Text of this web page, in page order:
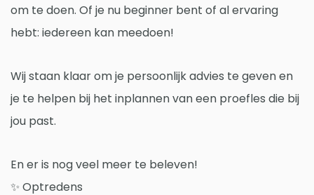
om te doen. Of je nu beginner bent of al ervaring
hebt: iedereen kan meedoen!
Wij staan klaar om je persoonlijk advies te geven en
je te helpen bij het inplannen van een proefles die bij
jou past.
En er is nog veel meer te beleven!
✨ Optredens